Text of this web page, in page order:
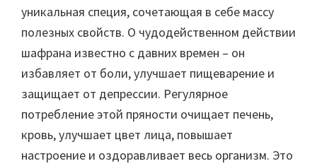
уникальная специя, сочетающая в себе массу
полезных свойств. О чудодейственном действии
шафрана известно с давних времен – он
избавляет от боли, улучшает пищеварение и
защищает от депрессии. Регулярное
потребление этой пряности очищает печень,
кровь, улучшает цвет лица, повышает
настроение и оздоравливает весь организм. Это